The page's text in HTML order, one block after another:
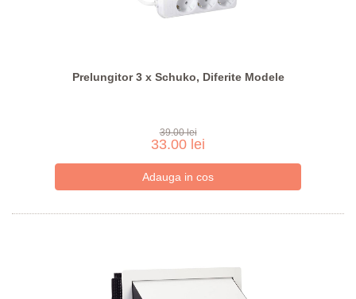
Prelungitor 3 x Schuko, Diferite Modele
39.00 lei
33.00 lei